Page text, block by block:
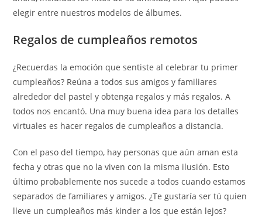
elegir entre nuestros modelos de álbumes.
Regalos de cumpleaños remotos
¿Recuerdas la emoción que sentiste al celebrar tu primer
cumpleaños? Reúna a todos sus amigos y familiares
alrededor del pastel y obtenga regalos y más regalos. A
todos nos encantó. Una muy buena idea para los detalles
virtuales es hacer regalos de cumpleaños a distancia.
Con el paso del tiempo, hay personas que aún aman esta
fecha y otras que no la viven con la misma ilusión. Esto
último probablemente nos sucede a todos cuando estamos
separados de familiares y amigos. ¿Te gustaría ser tú quien
lleve un cumpleaños más kinder a los que están lejos?